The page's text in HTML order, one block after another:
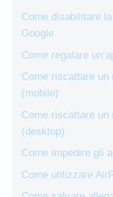
Come disabilitare
Google
Come regalare
Come riscattare un
(mobile)
Come riscattare un
(desktop)
Come impedire gli
Come utilizzare